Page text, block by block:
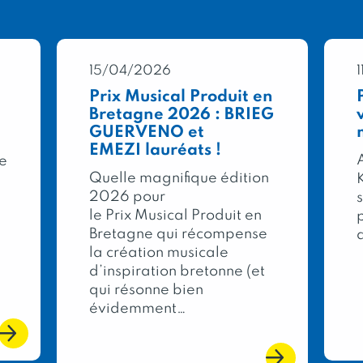
permet une production de lait
Les yaourts et crèmes
du travail des femmes et des
Parce que ce qui vaut la peine
15/04/2026
Prix Musical Produit en
Bretagne 2026 : BRIEG
GUERVENO et
EMEZI lauréats !
Quelle magnifique édition
2026 pour
le Prix Musical Produit en
Bretagne qui récompense
la création musicale
d’inspiration bretonne (et
qui résonne bien
évidemment…